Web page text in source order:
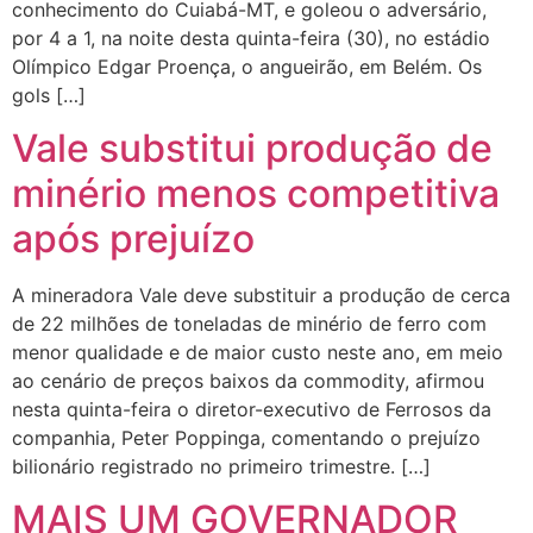
conhecimento do Cuiabá-MT, e goleou o adversário,
por 4 a 1, na noite desta quinta-feira (30), no estádio
Olímpico Edgar Proença, o angueirão, em Belém. Os
gols […]
Vale substitui produção de
minério menos competitiva
após prejuízo
A mineradora Vale deve substituir a produção de cerca
de 22 milhões de toneladas de minério de ferro com
menor qualidade e de maior custo neste ano, em meio
ao cenário de preços baixos da commodity, afirmou
nesta quinta-feira o diretor-executivo de Ferrosos da
companhia, Peter Poppinga, comentando o prejuízo
bilionário registrado no primeiro trimestre. […]
MAIS UM GOVERNADOR